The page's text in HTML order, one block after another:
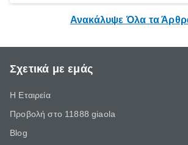
Ανακάλυψε Όλα τα
Σχετικά με εμάς
Η Εταιρεία
Προβολή στο 11888 giaola
Blog